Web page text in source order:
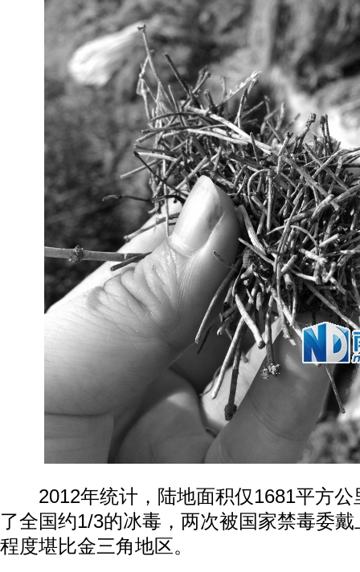
2012年统计，陆地面积仅1681平方公
了全国约1/3的冰毒，两次被国家禁毒委戴
程度堪比金三角地区。